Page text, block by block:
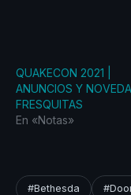
QUAKECON 2021 |
ANUNCIOS Y
FRESQUITAS
En «Notas»
#Bethesda